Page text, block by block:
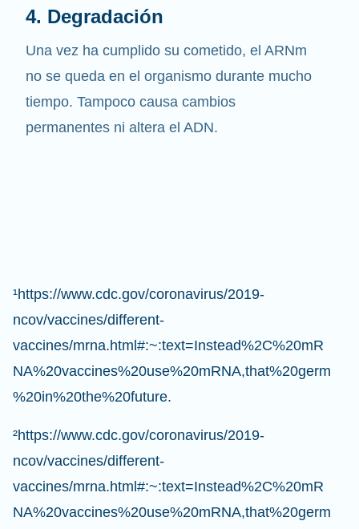
4. Degradación
Una vez ha cumplido su cometido, el ARNm
no se queda en el organismo durante mucho
tiempo. Tampoco causa cambios
permanentes ni altera el ADN.
¹https://www.cdc.gov/coronavirus/2019-
ncov/vaccines/different-
vaccines/mrna.html#:~:text=Instead%2C%20mR
NA%20vaccines%20use%20mRNA,that%20germ
%20in%20the%20future.
²https://www.cdc.gov/coronavirus/2019-
ncov/vaccines/different-
vaccines/mrna.html#:~:text=Instead%2C%20mR
NA%20vaccines%20use%20mRNA,that%20germ